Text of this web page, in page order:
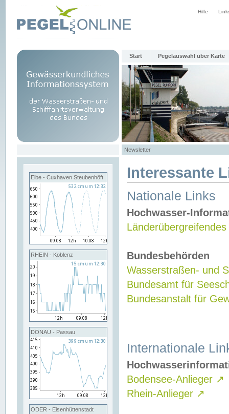
Hilfe
Start Pegelauswahl über Karte
Newsletter
Elbe - Cuxhaven Steubenhöft
RHEIN - Koblenz
DONAU - Passau
ODER - Eisenhüttenstadt
Interessante
Nationale Links
Hochwasser-
Bundesbehörden
Wasserstraßen- und
Bundesamt für
Bundesanstalt für
Internationale
Bodensee-Anlieger ↗
Rhein-Anlieger ↗